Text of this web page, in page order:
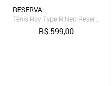
RESERVA
Tênis Rsv Type R Neo Reserva Go
R$ 599,00